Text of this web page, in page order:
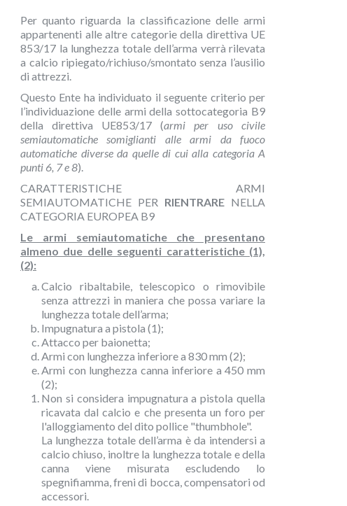
Per quanto riguarda la classificazione delle armi
appartenenti alle altre categorie della direttiva UE
853/17 la lunghezza totale dell’arma verrà rilevata
a calcio ripiegato/richiuso/smontato senza l’ausilio
di attrezzi.
Questo Ente ha individuato il seguente criterio per
l’individuazione delle armi della sottocategoria B9
della direttiva UE853/17 (armi per uso civile
semiautomatiche somiglianti alle armi da fuoco
automatiche diverse da quelle di cui alla categoria A
punti 6, 7 e 8).
CARATTERISTICHE ARMI
SEMIAUTOMATICHE PER RIENTRARE NELLA
CATEGORIA EUROPEA B9
Le armi semiautomatiche che presentano
almeno due delle seguenti caratteristiche (1),
(2):
Calcio ribaltabile, telescopico o rimovibile
senza attrezzi in maniera che possa variare la
lunghezza totale dell’arma;
Impugnatura a pistola (1);
Attacco per baionetta;
Armi con lunghezza inferiore a 830 mm (2);
Armi con lunghezza canna inferiore a 450 mm
(2);
Non si considera impugnatura a pistola quella
ricavata dal calcio e che presenta un foro per
l'alloggiamento del dito pollice "thumbhole".
La lunghezza totale dell’arma è da intendersi a
calcio chiuso, inoltre la lunghezza totale e della
canna viene misurata escludendo lo
spegnifiamma, freni di bocca, compensatori od
accessori.